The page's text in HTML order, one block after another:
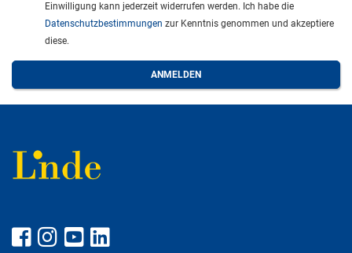
Einwilligung kann jederzeit widerrufen werden. Ich habe die
Datenschutzbestimmungen zur Kenntnis genommen und akzeptiere
diese.